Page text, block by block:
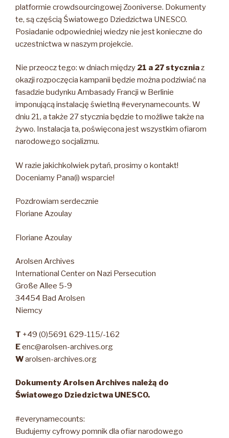
platformie crowdsourcingowej Zooniverse. Dokumenty
te, są częścią Światowego Dziedzictwa UNESCO.
Posiadanie odpowiedniej wiedzy nie jest konieczne do
uczestnictwa w naszym projekcie.
Nie przeocz tego: w dniach między 21 a 27 styczniaz
okazji rozpoczęcia kampanii będzie można podziwiać na
fasadzie budynku Ambasady Francji w Berlinie
imponującą instalację świetlną #everynamecounts. W
dniu 21, a także 27 stycznia będzie to możliwe także na
żywo. Instalacja ta, poświęcona jest wszystkim ofiarom
narodowego socjalizmu.
W razie jakichkolwiek pytań, prosimy o kontakt!
Doceniamy Pana(i) wsparcie!
Pozdrowiam serdecznie
Floriane Azoulay
Floriane Azoulay
Arolsen Archives
International Center on Nazi Persecution
Große Allee 5-9
34454 Bad Arolsen
Niemcy
T +49 (0)5691 629-115/-162
Eenc@arolsen-archives.org
Warolsen-archives.org
Dokumenty Arolsen Archives należą do
Światowego Dziedzictwa UNESCO.
#everynamecounts:
Budujemy cyfrowy pomnik dla ofiar narodowego